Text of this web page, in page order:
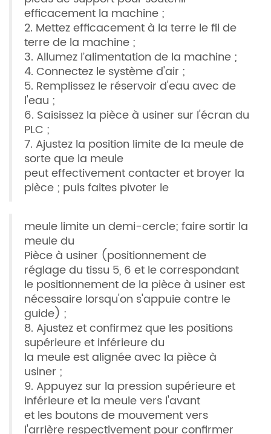
efficacement la machine ;
2. Mettez efficacement à la terre le fil de
terre de la machine ;
3. Allumez l’alimentation de la machine ;
4. Connectez le système d'air ;
5. Remplissez le réservoir d'eau avec de
l'eau ;
6. Saisissez la pièce à usiner sur l'écran du
PLC ;
7. Ajustez la position limite de la meule de
sorte que la meule
peut effectivement contacter et broyer la
pièce ; puis faites pivoter le
meule limite un demi-cercle; faire sortir la
meule du
Pièce à usiner (positionnement de
réglage du tissu 5, 6 et le correspondant
le positionnement de la pièce à usiner est
nécessaire lorsqu'on s'appuie contre le
guide) ;
8. Ajustez et confirmez que les positions
supérieure et inférieure du
la meule est alignée avec la pièce à
usiner ;
9. Appuyez sur la pression supérieure et
inférieure et la meule vers l'avant
et les boutons de mouvement vers
l'arrière respectivement pour confirmer